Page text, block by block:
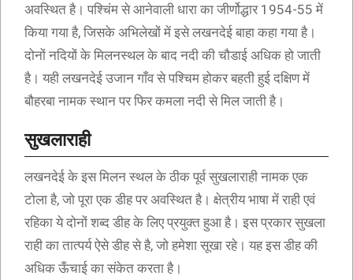
अवस्थित है। पश्चिंम से आनेवाली धारा का जीर्णोद्धार 1954-55 में
किया गया है, जिसके अभिलेखों में इसे लखनदेई बाहा कहा गया है।
दोनों नदियों के मिलनस्थल के बाद नदी की चौडाई अधिक हो जाती
है। यही लखनदेई उजान गाँव से पश्चिम होकर बहती हुई दक्षिण में
बौहरबा नामक स्थान पर फिर कमला नदी से मिल जाती है।
सुखलाराही
लखनदेई के इस मिलन स्थल के ठीक पूर्व सुखलाराही नामक एक
टोला है, जो पूरा एक डीह पर अवस्थित है। क्षेत्रीय भाषा में राही एवं
रहिका ये दोनों शब्द डीह के लिए प्रयुक्त हुआ है। इस प्रकार सुखला
राही का तात्पर्य ऐसे डीह से है, जो हमेशा सूखा रहे। यह इस डीह की
अधिक ऊँचाई का संकेत करता है।